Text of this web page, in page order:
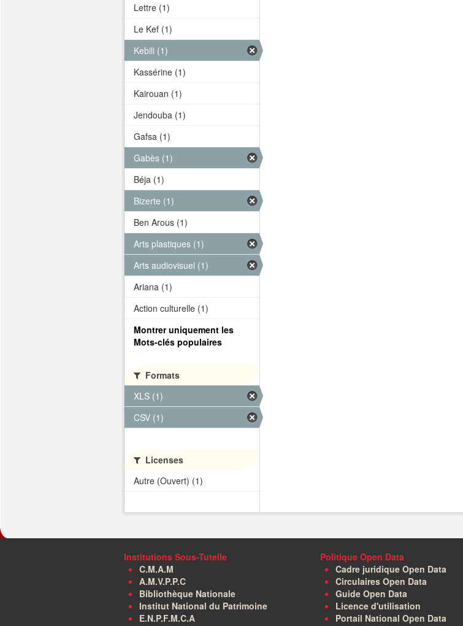
Lettre (1)
Le Kef (1)
Kebili (1)
Kassérine (1)
Kairouan (1)
Jendouba (1)
Gafsa (1)
Gabès (1)
Béja (1)
Bizerte (1)
Ben Arous (1)
Arts plastiques (1)
Arts audiovisuel (1)
Ariana (1)
Action culturelle (1)
Montrer uniquement les
Mots-clés populaires
Formats
XLS (1)
CSV (1)
Licenses
Autre (Ouvert) (1)
Institutions Sous-Tutelle
C.M.A.M
A.M.V.P.P.C
Bibliothèque Nationale
Institut National du Patrimoine
E.N.P.F.M.C.A
Politique Open Data
Cadre juridique Open Data
Circulaires Open Data
Guide Open Data
Licence d'utilisation
Portail National Open Data